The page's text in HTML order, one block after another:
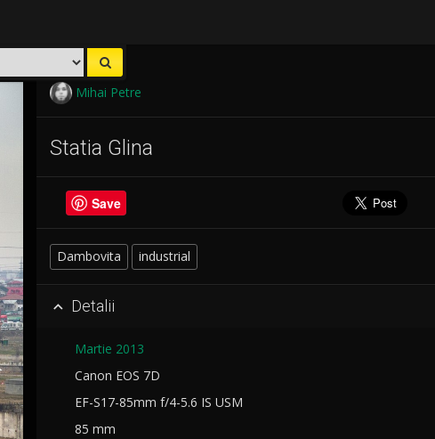
Mihai Petre
Statia Glina
Save
Dambovita industrial
 Detalii
Martie 2013
Canon EOS 7D
EF-S17-85mm f/4-5.6 IS USM
85 mm